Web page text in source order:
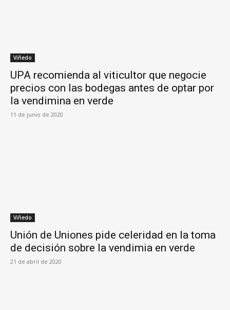
Viñedo
UPA recomienda al viticultor que negocie
precios con las bodegas antes de optar por
la vendimina en verde
11 de junio de 2020
Viñedo
Unión de Uniones pide celeridad en la toma
de decisión sobre la vendimia en verde
21 de abril de 2020